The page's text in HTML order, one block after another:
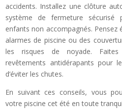
accidents. Installez une clôture
système de fermeture sécurisé
enfants non accompagnés. Pensez
alarmes de piscine ou des
les risques de noyade.
revêtements antidérapants pour
d’éviter les chutes.
En suivant ces conseils, vous
votre piscine cet été en toute